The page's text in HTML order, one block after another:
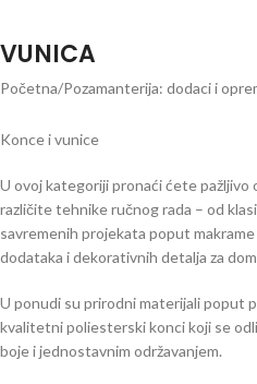
VUNICA
Početna/Pozamanterija: dodaci i
Konce i vunice
U ovoj kategoriji pronaći ćete pažljivo
različite tehnike ručnog rada – od
savremenih projekata poput
dodataka i dekorativnih detalja za
U ponudi su prirodni materijali poput
kvalitetni poliesterski konci koji se
boje i jednostavnim održavanjem.